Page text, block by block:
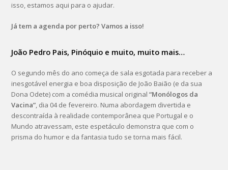
isso, estamos aqui para o ajudar.
Já tem a agenda por perto? Vamos a isso!
João Pedro Pais, Pinóquio e muito, muito mais…
O segundo mês do ano começa de sala esgotada para receber a
inesgotável energia e boa disposição de João Baião (e da sua
Dona Odete) com a comédia musical original“Monólogos da
Vacina”, dia 04 de fevereiro. Numa abordagem divertida e
descontraída à realidade contemporânea que Portugal e o
Mundo atravessam, este espetáculo demonstra que com o
prisma do humor e da fantasia tudo se torna mais fácil.